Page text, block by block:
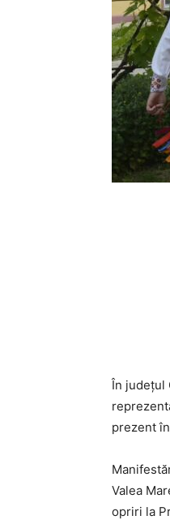
În județul
prezent
Valea
opriri la